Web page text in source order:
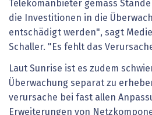
Telekomanbieter gemäss
die Investitionen in die
entschädigt werden", sagt
Schaller. "Es fehlt das
Laut Sunrise ist es zudem
Überwachung separat zu
verursache bei fast allen
Erweiterungen von